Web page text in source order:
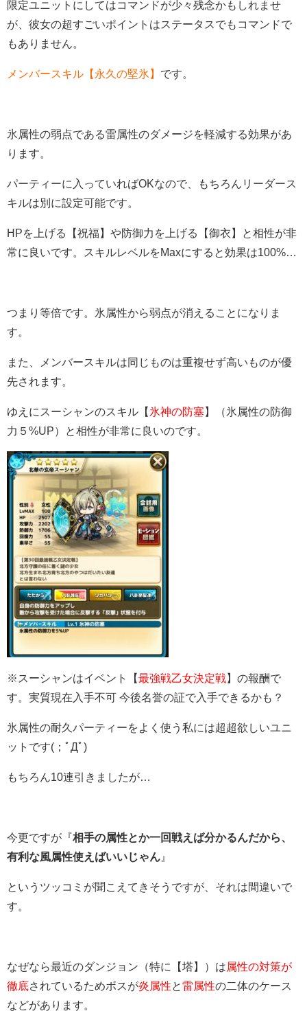
限定ユニットにしてはコマンドが少々残念かもしれませ
が、彼女の超すごいポイントはステータスでもコマンドで
もありません。
メンバースキル【永久の堅氷】 です。
氷属性の弱点である雷属性のダメージを軽減する効果があ
ります。
パーティーに入っていればOKなので、もちろんリーダース
キルは別に設定可能です。
HPを上げる【祝福】や防御力を上げる【御衣】と相性が非
常に良いです。
スキルレベルをMaxにすると効果は100%…
つまり等倍です。氷属性から弱点が消えることになりま
す。
また、メンバースキルは同じものは重複せず高いものが優
先されます。
ゆえにスーシャンのスキル【 氷神の防塞】（氷属性の防御
力５%UP）と相性が非常に良いのです。
※スーシャンはイベント【最強戦乙女決定戦】の報酬で
す。実質現在入手不可 今後名誉の証で入手できるかも？
氷属性の耐久パーティーをよく使う私には超超欲しいユニ
ットです(；ﾟДﾟ)
もちろん10連引きましたが…
今更ですが『相手の属性とか一回戦えば分かるんだから、
有利な風属性使えばいいじゃん 』
というツッコミが聞こえてきそうですが、それは間違いで
す。
なぜなら最近のダンジョン（特に【塔】）は 属性の対策が
徹底されているためボスが炎属性 と雷属性の二体のケース
などがあります。